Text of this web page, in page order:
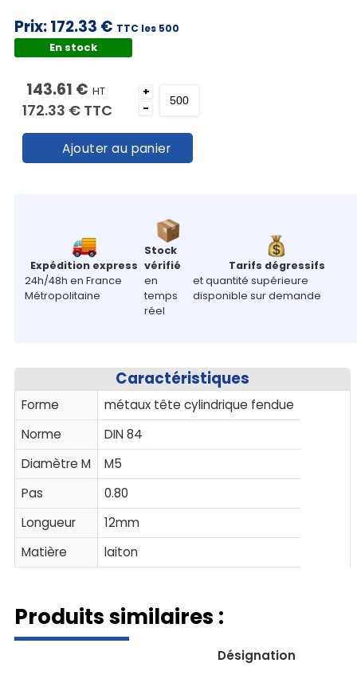
Prix:172.33 € TTC les 500
En stock
143.61 € HT
172.33 € TTC
+
-
Ajouter au panier
Expédition express
24h/48h en France
Métropolitaine
Stock
vérifié
en
temps
réel
Tarifs dégressifs
et quantité supérieure
disponible sur demande
Caractéristiques
Forme
métaux tête cylindrique fendue
Norme
DIN 84
Diamètre M
M5
Pas
0.80
Longueur
12mm
Matière
laiton
Produits similaires :
Désignation